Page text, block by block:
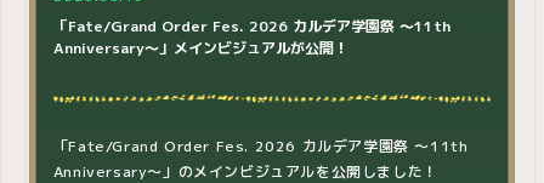
「Fate/Grand Order Fes. 2026 カルデア学園祭 ～11th
Anniversary～」メインビジュアルが公開！
「Fate/Grand Order Fes. 2026 カルデア学園祭 ～11th
Anniversary～」のメインビジュアルを公開しました！